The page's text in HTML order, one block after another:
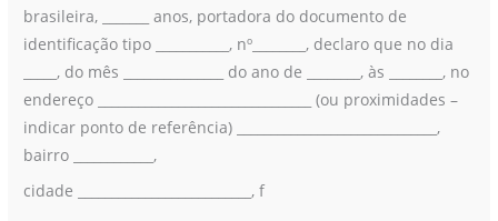
brasileira, _______ anos, portadora do documento de
identificação tipo ___________, nº________, declaro que no dia
_____, do mês _______________ do ano de ________, às ________, no
endereço ________________________________ (ou proximidades –
indicar ponto de referência) ______________________________,
bairro ____________,
cidade __________________________, f